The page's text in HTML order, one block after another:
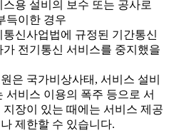
스용 설비의 보수 또는 공사로
득이한 경우
통신사업법에 규정된 기간통신
가 전기통신 서비스를 중지했을
은 국가비상사태, 서비스 설비
서비스 이용의 폭주 등으로 서
지장이 있는 때에는 서비스 제공
제한할 수 있습니다.